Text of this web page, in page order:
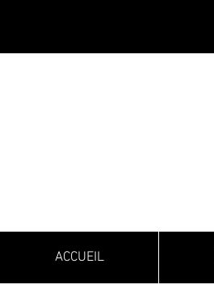
ACCUEIL